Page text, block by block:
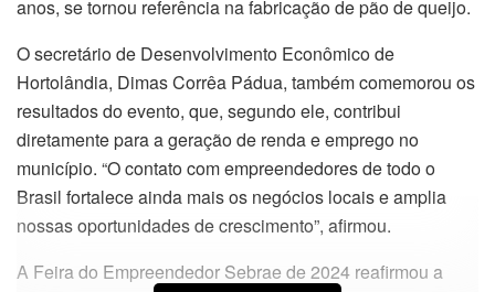
anos, se tornou referência na fabricação de pão de queijo.
O secretário de Desenvolvimento Econômico de
Hortolândia, Dimas Corrêa Pádua, também comemorou os
resultados do evento, que, segundo ele, contribui
diretamente para a geração de renda e emprego no
município. “O contato com empreendedores de todo o
Brasil fortalece ainda mais os negócios locais e amplia
nossas oportunidades de crescimento”, afirmou.
A Feira do Empreendedor Sebrae de 2024 reafirmou a